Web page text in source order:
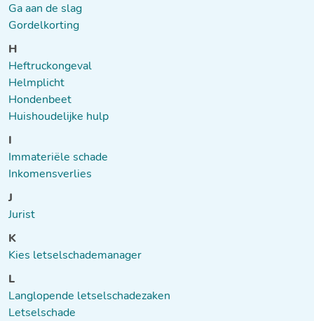
Ga aan de slag
Gordelkorting
H
Heftruckongeval
Helmplicht
Hondenbeet
Huishoudelijke hulp
I
Immateriële schade
Inkomensverlies
J
Jurist
K
Kies letselschademanager
L
Langlopende letselschadezaken
Letselschade